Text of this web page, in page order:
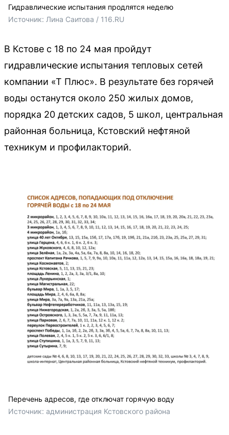
Гидравлические испытания продлятся неделю
Источник: Лина Саитова / 116.RU
В Кстове с 18 по 24 мая пройдут
гидравлические испытания тепловых сетей
компании «Т Плюс». В результате без горячей
воды останутся около 250 жилых домов,
порядка 20 детских садов, 5 школ, центральная
районная больница, Кстовский нефтяной
техникум и профилакторий.
Перечень адресов, где отключат горячую воду
Источник: администрация Кстовского района